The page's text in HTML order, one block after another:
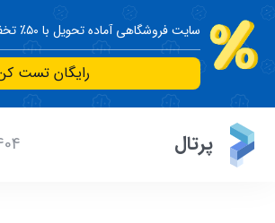
سایت فروشگاهی آماده تحویل با ۵۰٪ تخفیف تابستونی!
رایگان تست
پرتال